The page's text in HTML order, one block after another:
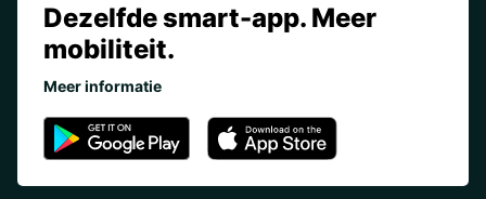
Dezelfde smart-app. Meer
mobiliteit.
Meer informatie